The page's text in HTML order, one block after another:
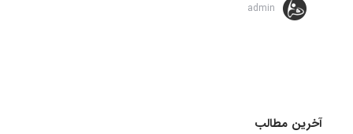
admin
آخرین مطالب